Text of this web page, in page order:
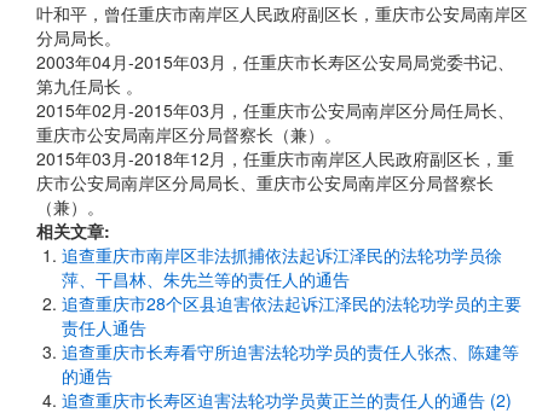
叶和平，曾任重庆市南岸区人民政府副区长，重庆市公安局南岸区
分局局长。
2003年04月-2015年03月，任重庆市长寿区公安局局党委书记、
第九任局长 。
2015年02月-2015年03月，任重庆市公安局南岸区分局任局长、
重庆市公安局南岸区分局督察长（兼）。
2015年03月-2018年12月，任重庆市南岸区人民政府副区长，重
庆市公安局南岸区分局局长、重庆市公安局南岸区分局督察长
（兼）。
相关文章:
追查重庆市南岸区非法抓捕依法起诉江泽民的法轮功学员徐
萍、干昌林、朱先兰等的责任人的通告
追查重庆市28个区县迫害依法起诉江泽民的法轮功学员的主要
责任人通告
追查重庆市长寿看守所迫害法轮功学员的责任人张杰、陈建等
的通告
追查重庆市长寿区迫害法轮功学员黄正兰的责任人的通告 (2)